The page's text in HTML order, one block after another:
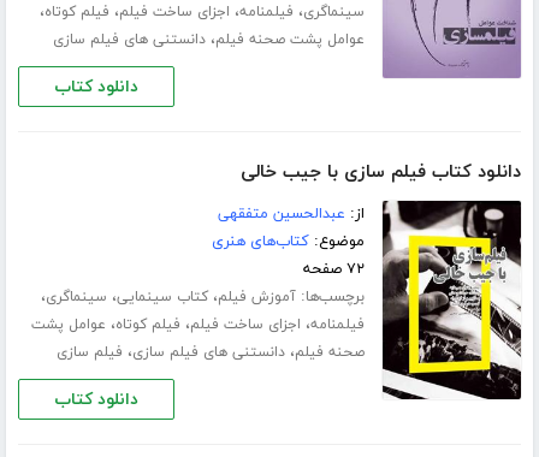
سینماگری، فیلمنامه، اجزای ساخت فیلم، فیلم کوتاه،
عوامل پشت صحنه فیلم،دانستنی های فیلم سازی
دانلود کتاب
دانلود کتاب فیلم سازی با جیب خالی
از: عبدالحسین متفقهی
موضوع:کتاب‌های هنری
۷۲ صفحه
برچسب‌ها:آموزش فیلم،کتاب سینمایی، سینماگری،
فیلمنامه، اجزای ساخت فیلم، فیلم کوتاه، عوامل پشت
صحنه فیلم،دانستنی های فیلم سازی، فیلم سازی
دانلود کتاب